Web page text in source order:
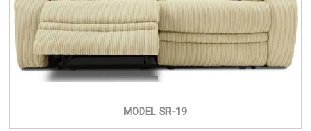
MODEL SR-19